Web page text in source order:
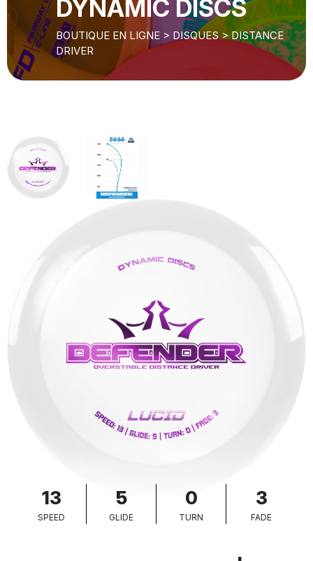
DYNAMIC DISCS
BOUTIQUE EN LIGNE > DISQUES>DISTANCE
DRIVER
13
SPEED
5
GLIDE
0
TURN
3
FADE